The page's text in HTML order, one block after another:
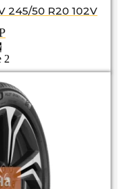
245/50 R20 102V
2